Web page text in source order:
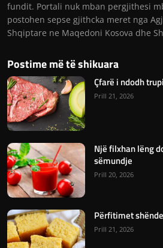
fundit. Portali nuk mban pergjithesi
postohen sepse gjithcka meret nga
Shqiptare ne Maqedoni Kosova dhe
Postime më të shikuara
Çfarë i ndodh
Prill 21, 2026
Një filxhan lëng
sëmundje
Prill 20, 2026
Përfitimet
Prill 21, 2026